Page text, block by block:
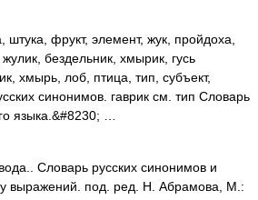
штука, фрукт, элемент, жук, пройдоха,
жулик, бездельник, хмырик, гусь
хмырь, лоб, птица, тип, субъект,
синонимов. гаврик см. тип Словарь
языка.&#8230; …
Словарь русских синонимов и
выражений. под. ред. Н. Абрамова, М.: